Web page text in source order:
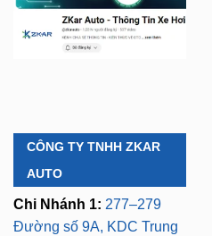
CÔNG TY TNHH ZKAR
AUTO
Chi Nhánh 1: 277–279
Đường số 9A, KDC Trung